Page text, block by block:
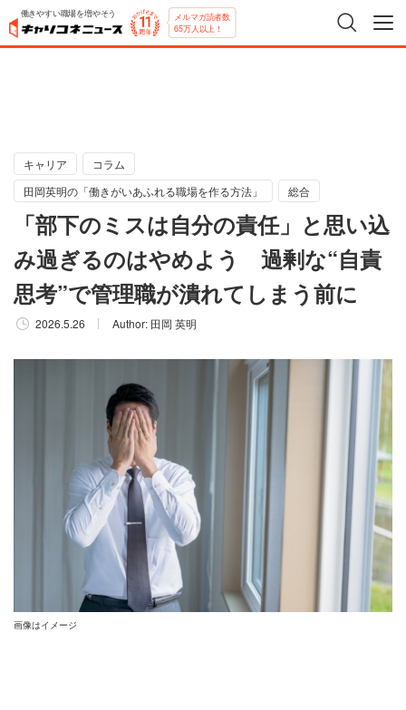
働きやすい職場を増やそう メルマガ読者数
65万人以上！
キャリア
コラム
田岡英明の「働きがいあふれる職場を作る方法」
総合
「部下のミスは自分の責任」と思い込
み過ぎるのはやめよう 過剰な“自責
思考”で管理職が潰れてしまう前に
2026.5.26 Author: 田岡 英明
画像はイメージ